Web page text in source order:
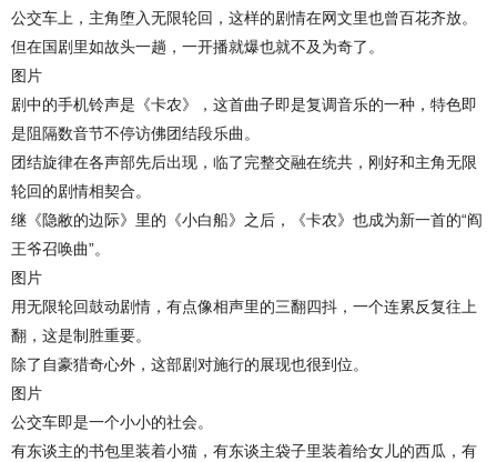
公交车上，主角堕入无限轮回，这样的剧情在网文里也曾百花齐放。
但在国剧里如故头一趟，一开播就爆也就不及为奇了。
图片
剧中的手机铃声是《卡农》，这首曲子即是复调音乐的一种，特色即
是阻隔数音节不停访佛团结段乐曲。
团结旋律在各声部先后出现，临了完整交融在统共，刚好和主角无限
轮回的剧情相契合。
继《隐敝的边际》里的《小白船》之后，《卡农》也成为新一首的“阎
王爷召唤曲”。
图片
用无限轮回鼓动剧情，有点像相声里的三翻四抖，一个连累反复往上
翻，这是制胜重要。
除了自豪猎奇心外，这部剧对施行的展现也很到位。
图片
公交车即是一个小小的社会。
有东谈主的书包里装着小猫，有东谈主袋子里装着给女儿的西瓜，有